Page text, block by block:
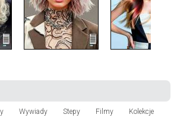
Wywiady Stepy Filmy
Kolekcje